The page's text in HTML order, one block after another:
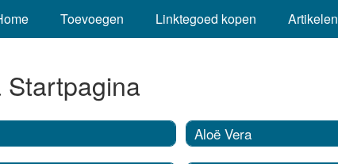
Toevoegen Linktegoed kopen Artikelen
Aloë Vera